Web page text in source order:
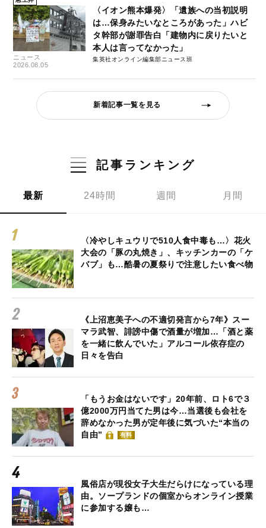
ニュース
2026.08.05
〈イオン熊本爆発〉「遺族への当初説明
は…保身みたいなところがあった」ハビ
タ幹部が謝罪告白「建物内に戻りたいと
本人は言ってなかった」
集英社オンライン編集部ニュース班
新着記事一覧を見る
記事ランキング
最新 24時間 週間 月間
〈冷やしキュウリで510人食中毒も…〉花火
大会の「豚の丸焼き」、キッチンカーの「ケ
バブ」も…酷暑の夏祭りで注意したい食べ物
《上沼恵美子への不適切発言から7年》スー
マラ武智、誹謗中傷で酒量が増加…「酒と薬
を一緒に飲んでいた」アルコール依存症の
日々を告白
「もうお金はないです」20年前、ロト6で３
億2000万円当てた男は今…当選後も会社を
辞めなかった男が定年後に気づいた“本当の
自由”
有料
風俗店が現役女子大生だらけになっている理
由。ソープランドの個室からオンライン授業
に参加する嬢も…